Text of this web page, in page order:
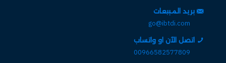
بريد المبيعات
go@ibtdi.com
اتصل الآن او واتساب
00966582577809